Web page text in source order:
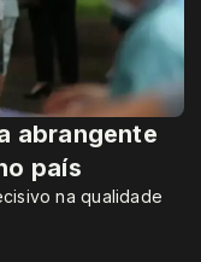
abrangente
país
na qualidade